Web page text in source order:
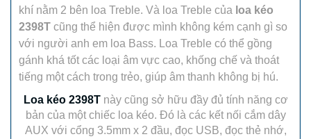
khí nằm 2 bên loa Treble. Và loa Treble của loa kéo
2398T cũng thể hiện được mình không kém cạnh gì so
với người anh em loa Bass. Loa Treble có thể gồng
gánh khá tốt các loại âm vực cao, khống chế và thoát
tiếng một cách trong trẻo, giúp âm thanh không bị hú.
Loa kéo 2398Tnày cũng sở hữu đầy đủ tính năng cơ
bản của một chiếc loa kéo. Đó là các kết nối cắm dây
AUX với cổng 3.5mm x 2 đầu, đọc USB, đọc thẻ nhớ,